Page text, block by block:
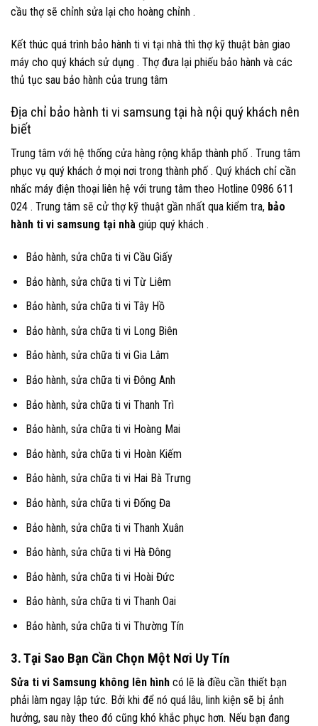
cầu thợ sẽ chỉnh sửa lại cho hoàng chỉnh .
Kết thúc quá trình bảo hành ti vi tại nhà thì thợ kỹ thuật bàn giao
máy cho quý khách sử dụng . Thợ đưa lại phiếu bảo hành và các
thủ tục sau bảo hành của trung tâm
Địa chỉ bảo hành ti vi samsung tại hà nội quý khách nên
biết
Trung tâm với hệ thống cửa hàng rộng khắp thành phố . Trung tâm
phục vụ quý khách ở mọi nơi trong thành phố . Quý khách chỉ cần
nhấc máy điện thoại liên hệ với trung tâm theo Hotline 0986 611
024 . Trung tâm sẽ cử thợ kỹ thuật gần nhất qua kiểm tra, bảo
hành ti vi samsung tại nhà giúp quý khách .
Bảo hành, sửa chữa ti vi Cầu Giấy
Bảo hành, sửa chữa ti vi Từ Liêm
Bảo hành, sửa chữa ti vi Tây Hồ
Bảo hành, sửa chữa ti vi Long Biên
Bảo hành, sửa chữa ti vi Gia Lâm
Bảo hành, sửa chữa ti vi Đông Anh
Bảo hành, sửa chữa ti vi Thanh Trì
Bảo hành, sửa chữa ti vi Hoàng Mai
Bảo hành, sửa chữa ti vi Hoàn Kiếm
Bảo hành, sửa chữa ti vi Hai Bà Trưng
Bảo hành, sửa chữa ti vi Đống Đa
Bảo hành, sửa chữa ti vi Thanh Xuân
Bảo hành, sửa chữa ti vi Hà Đông
Bảo hành, sửa chữa ti vi Hoài Đức
Bảo hành, sửa chữa ti vi Thanh Oai
Bảo hành, sửa chữa ti vi Thường Tín
3. Tại Sao Bạn Cần Chọn Một Nơi Uy Tín
Sửa ti vi Samsung không lên hình có lẽ là điều cần thiết bạn
phải làm ngay lập tức. Bởi khi để nó quá lâu, linh kiện sẽ bị ảnh
hưởng, sau này theo đó cũng khó khắc phục hơn. Nếu bạn đang